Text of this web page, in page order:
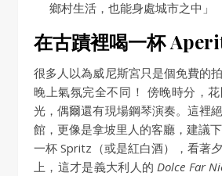
鄉村生活，也能身處城市之中」
在古蹟裡喝一杯
很多人以為威尼斯宮只是個免費的
晚上氣氛完全不同！ 傍晚時分，
光，偶爾還有現場鋼琴演奏。這裡
館，更像是拿坡里人的客廳，建議
一杯 Spritz（或是紅白酒），看著
上，這才是義大利人的Dolce Far